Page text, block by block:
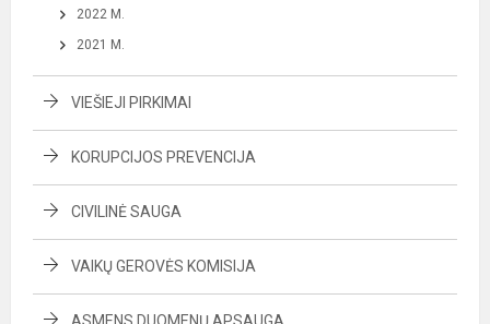
2022 M.
2021 M.
VIEŠIEJI PIRKIMAI
KORUPCIJOS PREVENCIJA
CIVILINĖ SAUGA
VAIKŲ GEROVĖS KOMISIJA